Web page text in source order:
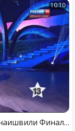
10:10
Светлана Иванова и Евгений Папунаишвили Финал (11из12) Танцы со звездами 25.04.2015 Письма на фронт